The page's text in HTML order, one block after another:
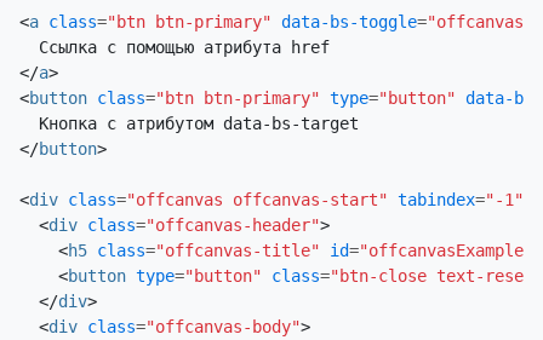
<a class="btn btn-primary" data-bs-toggle="offcanvas"
</a>
<button class="btn btn-primary" type="button" data-
</button>
<div class="offcanvas offcanvas-start" tabindex="-1"
<div class="offcanvas-header">
<h5 class="offcanvas-title" id=
<button type="button" class="btn-close text-reset"
</div>
<div class="offcanvas-body">